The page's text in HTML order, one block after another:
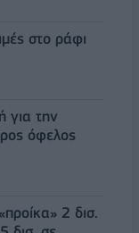
στο ράφι
για την
όφελος
2 δισ.